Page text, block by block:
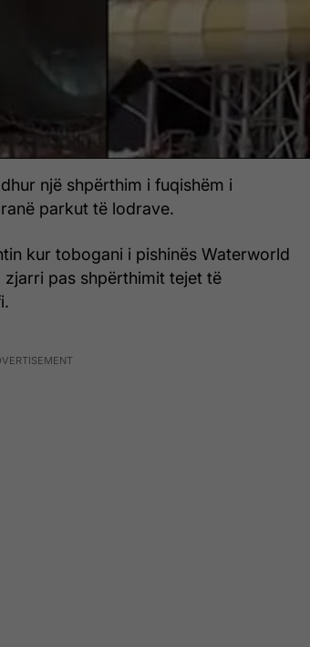
një shpërthim i fuqishëm i
parkut të lodrave.
kur tobogani i pishinës Waterworld
pas shpërthimit tejet të